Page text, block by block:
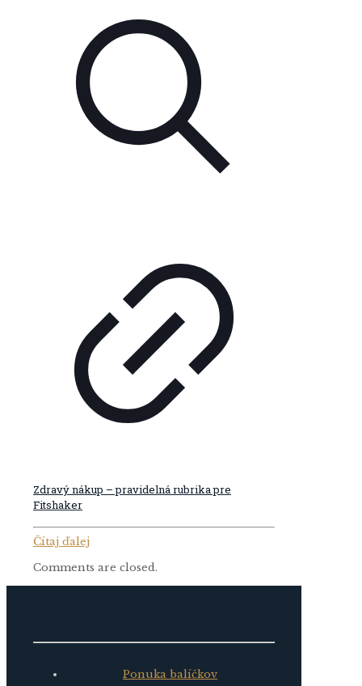
Zdravý nákup – pravidelná rubrika pre
Fitshaker
Čítaj ďalej
Comments are closed.
Ponuka balíčkov